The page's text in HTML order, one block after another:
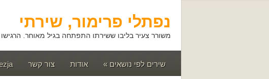
נפתלי פרימור, שירתי
משורר צעיר בליבו ששירתו התפתחה בגיל מאוחר.
שירים לפי נושאים » אודות צור קשר